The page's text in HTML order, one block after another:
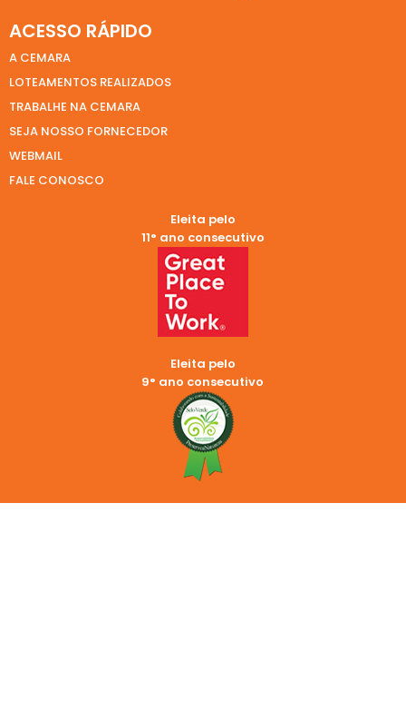
ACESSO RÁPIDO
A CEMARA
LOTEAMENTOS REALIZADOS
TRABALHE NA CEMARA
SEJA NOSSO FORNECEDOR
WEBMAIL
FALE CONOSCO
Eleita pelo
11° ano consecutivo
Eleita pelo
9° ano consecutivo